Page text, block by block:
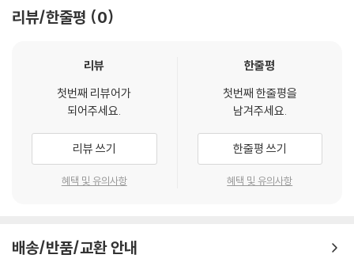
홍대 앞 지도는 그의 삶과 예술이 집약된 상징도이며, 그가 묘사한 풍경들
이, 그의 육체가 살아 움직이는 만다라로 느껴지기조차 한다. 그 아름다운
그의 ‘어쩔 수 없음’에 가슴 시려 하며, 나는 혼자 울고, 그와 함께 울고, 애
써 웃었던 적이 있다…….
이인성(소설가)
나에게 기완이 형은 시인이기 이전에 한 사람의 멋진 ‘로커’로서 존재합니
를 할 때나, 지금은 들을 수 없지만 EBS라디오에서 음악의 개척자로서 목
리뷰/한줄평 0
리뷰
첫번째 리뷰어가
되어주세요.
리뷰 쓰기
혜택 및 유의사항
한줄평
첫번째 한줄평을
남겨주세요.
한줄평 쓰기
혜택 및 유의사항
배송/반품/교환 안내